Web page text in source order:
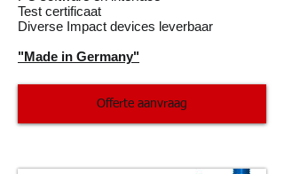
Test certificaat
Diverse Impact devices leverbaar
"Made in Germany"
Offerte aanvraag